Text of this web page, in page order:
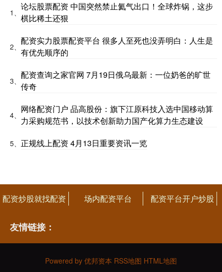
1、
论坛股票配资 中国突然禁止氦气出口！全球炸锅，这步
棋比稀土还狠
2、
配资实力股票配资平台 很多人至死也没弄明白：人生是
有优先顺序的
3、
配资查询之家官网 7月19日俄乌最新：一位奶爸的旷世
传奇
4、
网络配资门户 品高股份：旗下江原科技入选中国移动算
力采购规范书，以技术创新助力国产化算力生态建设
5、 正规线上配资 4月13日重要资讯一览
配资炒股就找配资 场内配资平台 配资平台开户炒股
友情链接：
Powered by 优邦资本 RSS地图 HTML地图